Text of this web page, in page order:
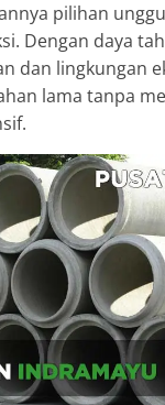
pilihan
Dengan daya
dan lingkungan
lama tanpa